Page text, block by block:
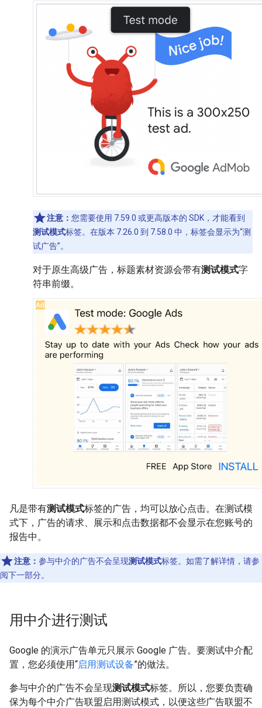
注意： 您需要使用 7.59.0 或更高版本的 SDK，才能看到
测试模式标签。在版本 7.26.0 到 7.58.0 中，标签会显示为“测
试广告”。
对于原生高级广告，标题素材资源会带有测试模式字
符串前缀。
凡是带有测试模式标签的广告，均可以放心点击。在测试模
式下，广告的请求、展示和点击数据都不会显示在您账号的
报告中。
注意： 参与中介的广告不会呈现测试模式标签。 如需了解详情，请参
阅下一部分。
用中介进行测试
Google 的演示广告单元只展示 Google 广告。要测试中介配
置，您必须使用“启用测试设备”的做法。
参与中介的广告不会呈现测试模式标签。 所以，您要负责确
保为每个中介广告联盟启用测试模式，以便这些广告联盟不